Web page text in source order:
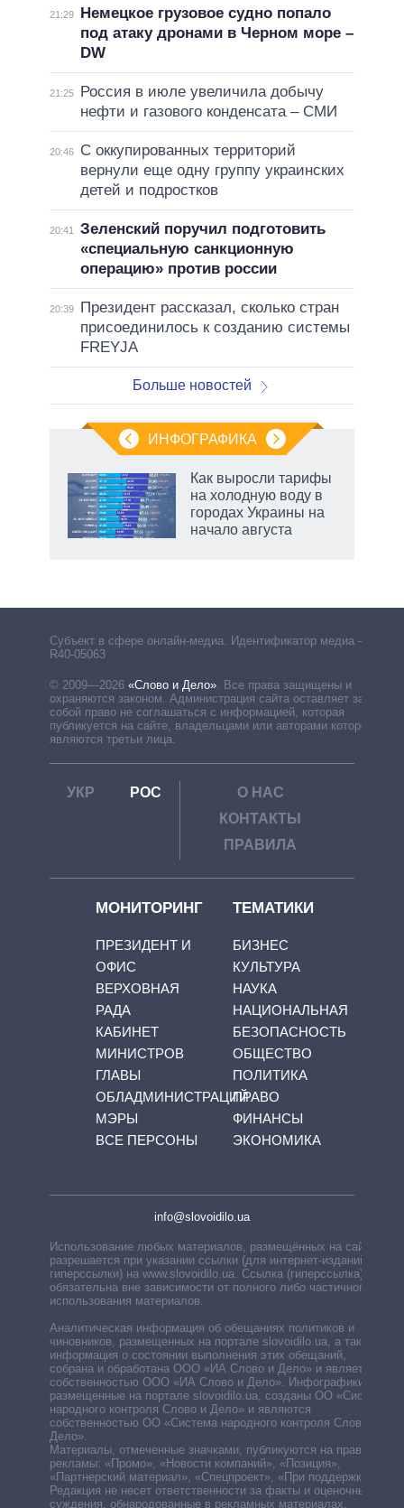
21:29
Немецкое грузовое судно попало
под атаку дронами в Черном море –
DW
21:25
Россия в июле увеличила добычу
нефти и газового конденсата – СМИ
20:46
С оккупированных территорий
вернули еще одну группу украинских
детей и подростков
20:41
Зеленский поручил подготовить
«специальную санкционную
операцию» против россии
20:39
Президент рассказал, сколько стран
присоединилось к созданию системы
FREYJA
Больше новостей
ИНФОГРАФИКА
Как выросли тарифы
на холодную воду в
городах Украины на
начало августа
Субъект в сфере онлайн-медиа. Идентификатор медиа –
R40-05063
© 2009—2026 «Слово и Дело». Все права защищены и
охраняются законом. Администрация сайта оставляет за
собой право не соглашаться с информацией, которая
публикуется на сайте, владельцами или авторами которой
являются третьи лица.
УКР РОС
О НАС
КОНТАКТЫ
ПРАВИЛА
МОНИТОРИНГ
ПРЕЗИДЕНТ И
ОФИС
ВЕРХОВНАЯ
РАДА
КАБИНЕТ
МИНИСТРОВ
ГЛАВЫ
ОБЛАДМИНИСТРАЦИЙ
МЭРЫ
ВСЕ ПЕРСОНЫ
ТЕМАТИКИ
БИЗНЕС
КУЛЬТУРА
НАУКА
НАЦИОНАЛЬНАЯ
БЕЗОПАСНОСТЬ
ОБЩЕСТВО
ПОЛИТИКА
ПРАВО
ФИНАНСЫ
ЭКОНОМИКА
info@slovoidilo.ua
Использование любых материалов, размещённых на сайте,
разрешается при указании ссылки (для интернет-изданий —
гиперссылки) на www.slovoidilo.ua. Ссылка (гиперссылка)
обязательна вне зависимости от полного либо частичного
использования материалов.
Аналитическая информация об обещаниях политиков и
чиновников, размещенных на портале slovoidilo.ua, а также
информация о состоянии выполнения этих обещаний,
собрана и обработана ООО «ИА Слово и Дело» и является
собственностью ООО «ИА Слово и Дело». Инфографики,
размещенные на портале slovoidilo.ua, созданы ОО «Система
народного контроля Слово и Дело» и являются
собственностью ОО «Система народного контроля Слово и
Дело».
Материалы, отмеченные значками, публикуются на правах
рекламы: «Промо», «Новости компаний», «Позиция»,
«Партнерский материал», «Спецпроект», «При поддержке».
Редакция не несет ответственности за факты и оценочные
суждения, обнародованные в рекламных материалах.